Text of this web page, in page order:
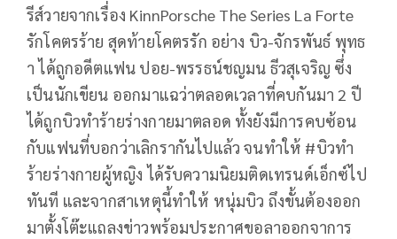
รีส์วายจากเรื่อง KinnPorsche The Series La Forte
รักโคตรร้าย สุดท้ายโคตรรัก อย่าง บิว-จักรพันธ์ พุทธ
า ได้ถูกอดีตแฟน ปอย-พรรธน์ชญมน ธีวสุเจริญ ซึ่ง
เป็นนักเขียน ออกมาแฉว่าตลอดเวลาที่คบกันมา 2 ปี
ได้ถูกบิวทำร้ายร่างกายมาตลอด ทั้งยังมีการคบซ้อน
กับแฟนที่บอกว่าเลิกรากันไปแล้ว จนทำให้ #บิวทํา
ร้ายร่างกายผู้หญิง ได้รับความนิยมติดเทรนด์เอ็กซ์ไป
ทันที และจากสาเหตุนี้ทำให้ หนุ่มบิว ถึงขั้นต้องออก
มาตั้งโต๊ะแถลงข่าวพร้อมประกาศขอลาออกจาการ